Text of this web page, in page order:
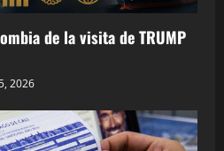
de la visita de TRUMP
2026